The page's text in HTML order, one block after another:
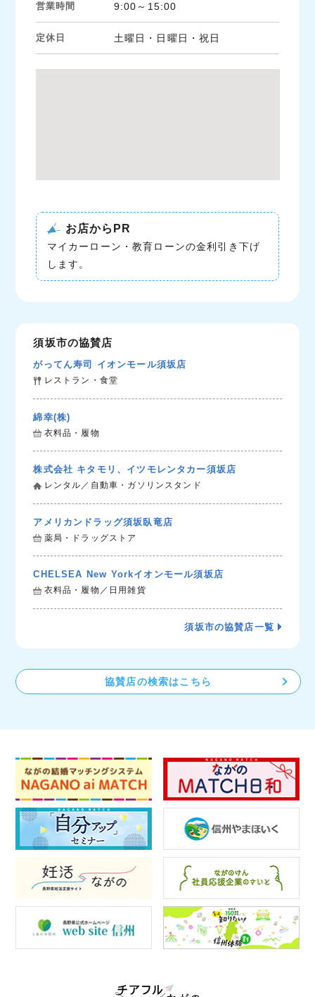
営業時間 9:00～15:00
定休日 土曜日・日曜日・祝日
お店からPR
マイカーローン・教育ローンの金利引き下げ
します。
須坂市の協賛店
がってん寿司 イオンモール須坂店
レストラン・食堂
綿幸(株)
衣料品・履物
株式会社 キタモリ、イツモレンタカー須坂店
レンタル／自動車・ガソリンスタンド
アメリカンドラッグ須坂臥竜店
薬局・ドラッグストア
CHELSEA New Yorkイオンモール須坂店
衣料品・履物／日用雑貨
須坂市の協賛店一覧
協賛店の検索はこちら